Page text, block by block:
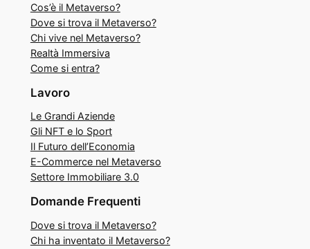
Cos’è il Metaverso?
Dove si trova il Metaverso?
Chi vive nel Metaverso?
Realtà Immersiva
Come si entra?
Lavoro
Le Grandi Aziende
Gli NFT e lo Sport
Il Futuro dell’Economia
E-Commerce nel Metaverso
Settore Immobiliare 3.0
Domande Frequenti
Dove si trova il Metaverso?
Chi ha inventato il Metaverso?